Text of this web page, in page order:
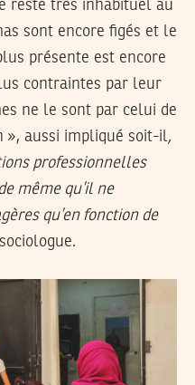
reste très inhabituel au
sont encore figés et le
présente est encore
contraintes par leur
ne le sont par celui de
», aussi impliqué soit-il,
professionnelles
même qu’il ne
qu’en fonction de